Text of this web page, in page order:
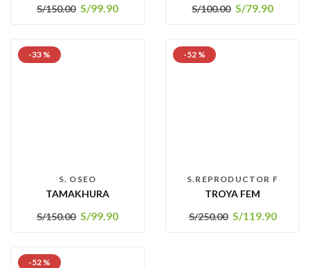
S/150.00 S/99.90
S/100.00 S/79.90
-33 %
S. OSEO
TAMAKHURA
S/150.00 S/99.90
-52 %
S.REPRODUCTOR F
TROYA FEM
S/250.00 S/119.90
-52 %